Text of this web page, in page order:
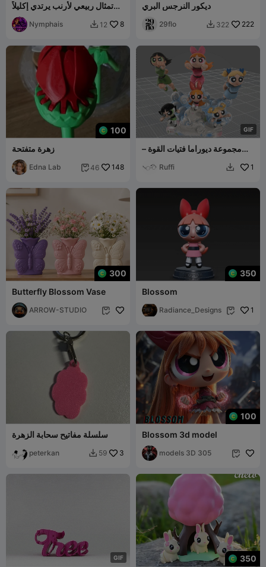
تمثال ربيعي لأرنب يرتدي إكليلاً
من الزهور ويمسك ببيضة مربوطة
بشريطةNymphais  12 8
ديكور النرجس البري
29flo  322 222
100
زهرة متفتحة
Edna Lab  46 148
GIF
مجموعة ديوراما فتيات القوة –
Ruffi  1
300
Butterfly Blossom Vase
ARROW-STUDIO 
350
Blossom
Radiance_Designs  1
سلسلة مفاتيح سحابة الزهرة
peterkan  59 3
100
Blossom 3d model
models 3D 305 
GIF 350